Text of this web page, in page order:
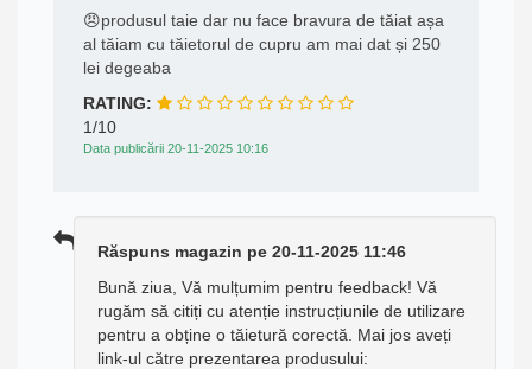
😠produsul taie dar nu face bravura de tăiat așa
al tăiam cu tăietorul de cupru am mai dat și 250
lei degeaba
RATING:
1/10
Data publicării 20-11-2025 10:16
Răspuns magazin pe 20-11-2025 11:46
Bună ziua, Vă mulțumim pentru feedback! Vă
rugăm să citiți cu atenție instrucțiunile de utilizare
pentru a obține o tăietură corectă. Mai jos aveți
link-ul către prezentarea produsului: